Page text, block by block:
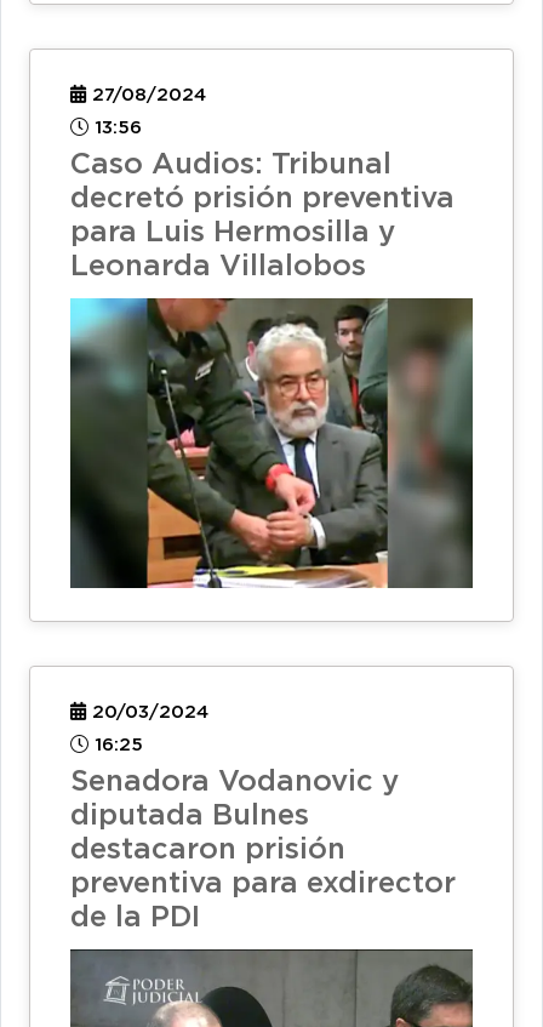
27/08/2024
13:56
Caso Audios: Tribunal
decretó prisión preventiva
para Luis Hermosilla y
Leonarda Villalobos
20/03/2024
16:25
Senadora Vodanovic y
diputada Bulnes
destacaron prisión
preventiva para exdirector
de la PDI